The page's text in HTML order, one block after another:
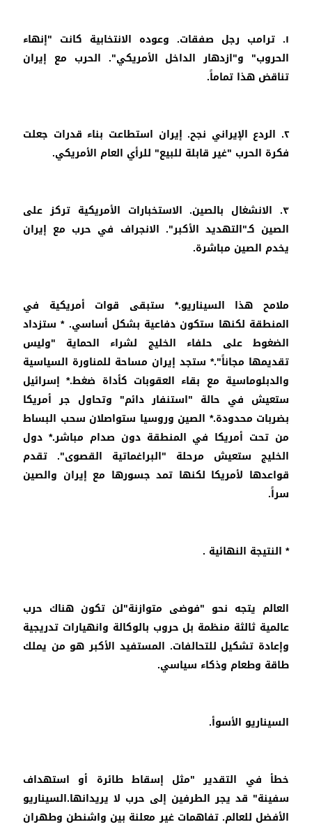
١. ترامب رجل صفقات. وعوده الانتخابية كانت "إنهاء
الحروب" و"ازدهار الداخل الأمريكي". الحرب مع إيران
تناقض هذا تماماً.
٢. الردع الإيراني نجح. إيران استطاعت بناء قدرات جعلت
فكرة الحرب "غير قابلة للبيع" للرأي العام الأمريكي.
٣. الانشغال بالصين. الاستخبارات الأمريكية تركز على
الصين كـ"التهديد الأكبر". الانجراف في حرب مع إيران
يخدم الصين مباشرة.
ملامح هذا السيناريو.* ستبقى قوات أمريكية في
المنطقة لكنها ستكون دفاعية بشكل أساسي. * ستزداد
الضغوط على حلفاء الخليج لشراء الحماية "وليس
تقديمها مجاناً".* ستجد إيران مساحة للمناورة السياسية
والدبلوماسية مع بقاء العقوبات كأداة ضغط.* إسرائيل
ستعيش في حالة "استنفار دائم" وتحاول جر أمريكا
بضربات محدودة.* الصين وروسيا ستواصلان سحب البساط
من تحت أمريكا في المنطقة دون صدام مباشر.* دول
الخليج ستعيش مرحلة "البراغماتية القصوى". تقدم
قواعدها لأمريكا لكنها تمد جسورها مع إيران والصين
سراً.
* النتيجة النهائية .
العالم يتجه نحو "فوضى متوازنة"لن تكون هناك حرب
عالمية ثالثة منظمة بل حروب بالوكالة وانهيارات تدريجية
وإعادة تشكيل للتحالفات. المستفيد الأكبر هو من يملك
طاقة وطعام وذكاء سياسي.
السيناريو الأسوأ.
خطأ في التقدير "مثل إسقاط طائرة أو استهداف
سفينة" قد يجر الطرفين إلى حرب لا يريدانها.السيناريو
الأفضل للعالم. تفاهمات غير معلنة بين واشنطن وطهران